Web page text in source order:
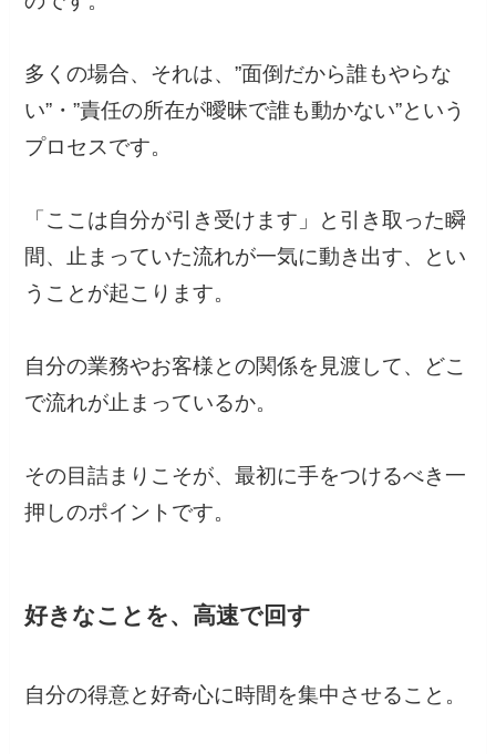
多くの場合、それは、”面倒だから誰もやらな
い”・”責任の所在が曖昧で誰も動かない”という
プロセスです。
「ここは自分が引き受けます」と引き取った瞬
間、止まっていた流れが一気に動き出す、とい
うことが起こります。
自分の業務やお客様との関係を見渡して、どこ
で流れが止まっているか。
その目詰まりこそが、最初に手をつけるべき一
押しのポイントです。
好きなことを、高速で回す
自分の得意と好奇心に時間を集中させること。